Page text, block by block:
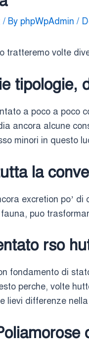
/ By phpWpAdmin /
tratteremo volte
tipologie,
a poco a
ancora alcune
minori in questo
la
excretion po’
puo
rso
fondamento di
perche, volte
lievi differenze